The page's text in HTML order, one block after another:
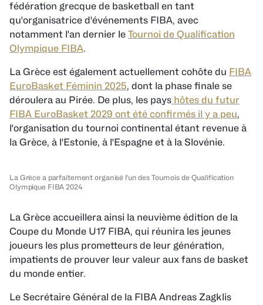
fédération grecque de basketball en tant
qu'organisatrice d'événements FIBA, avec
notamment l'an dernier le Tournoi de Qualification
Olympique FIBA.
La Grèce est également actuellement cohôte du FIBA
EuroBasket Féminin 2025, dont la phase finale se
déroulera au Pirée. De plus, les pays hôtes du futur
FIBA EuroBasket 2029 ont été confirmés il y a peu,
l'organisation du tournoi continental étant revenue à
la Grèce, à l'Estonie, à l'Espagne et à la Slovénie.
La Grèce a parfaitement organisé l'un des Tournois de Qualification
Olympique FIBA 2024
La Grèce accueillera ainsi la neuvième édition de la
Coupe du Monde U17 FIBA, qui réunira les jeunes
joueurs les plus prometteurs de leur génération,
impatients de prouver leur valeur aux fans de basket
du monde entier.
Le Secrétaire Général de la FIBA Andreas Zagklis